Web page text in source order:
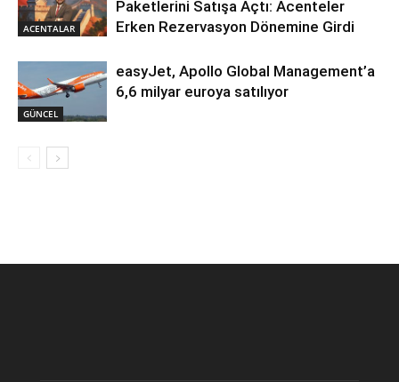
ACENTALAR
Paketlerini Satışa Açtı: Acenteler
Erken Rezervasyon Dönemine Girdi
GÜNCEL
easyJet, Apollo Global Management’a
6,6 milyar euroya satılıyor